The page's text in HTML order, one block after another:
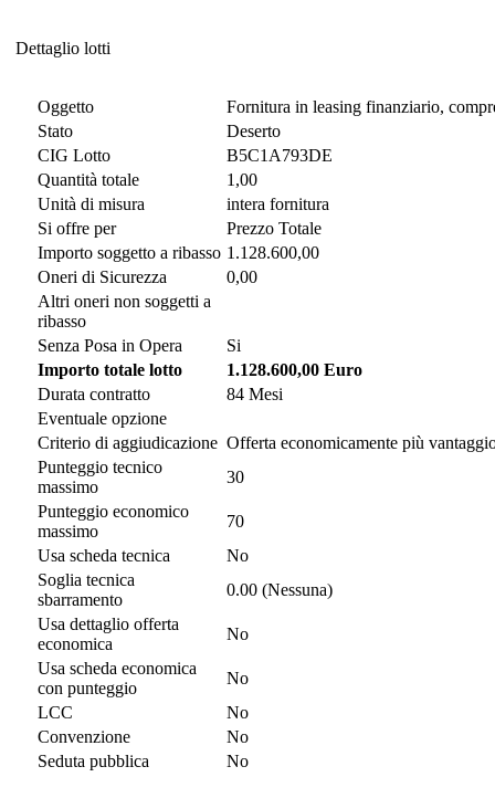
Dettaglio lotti
Oggetto
Fornitura in leasing finanziario,
Stato
Deserto
CIG Lotto
B5C1A793DE
Quantità totale
1,00
Unità di misura
intera fornitura
Si offre per
Prezzo Totale
Importo soggetto a ribasso 1.128.600,00
Oneri di Sicurezza
0,00
Altri oneri non soggetti a
ribasso
Senza Posa in Opera
Si
Importo totale lotto
1.128.600,00 Euro
Durata contratto
84 Mesi
Eventuale opzione
Criterio di aggiudicazione Offerta economicamente più
Punteggio tecnico
massimo
30
Punteggio economico
massimo
70
Usa scheda tecnica
No
Soglia tecnica
sbarramento
0.00 (Nessuna)
Usa dettaglio offerta
economica
No
Usa scheda economica
con punteggio
No
LCC
No
Convenzione
No
Seduta pubblica
No